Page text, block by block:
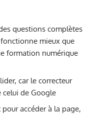
questions complètes
mieux que
formation numérique
car le correcteur
de Google
accéder à la page,